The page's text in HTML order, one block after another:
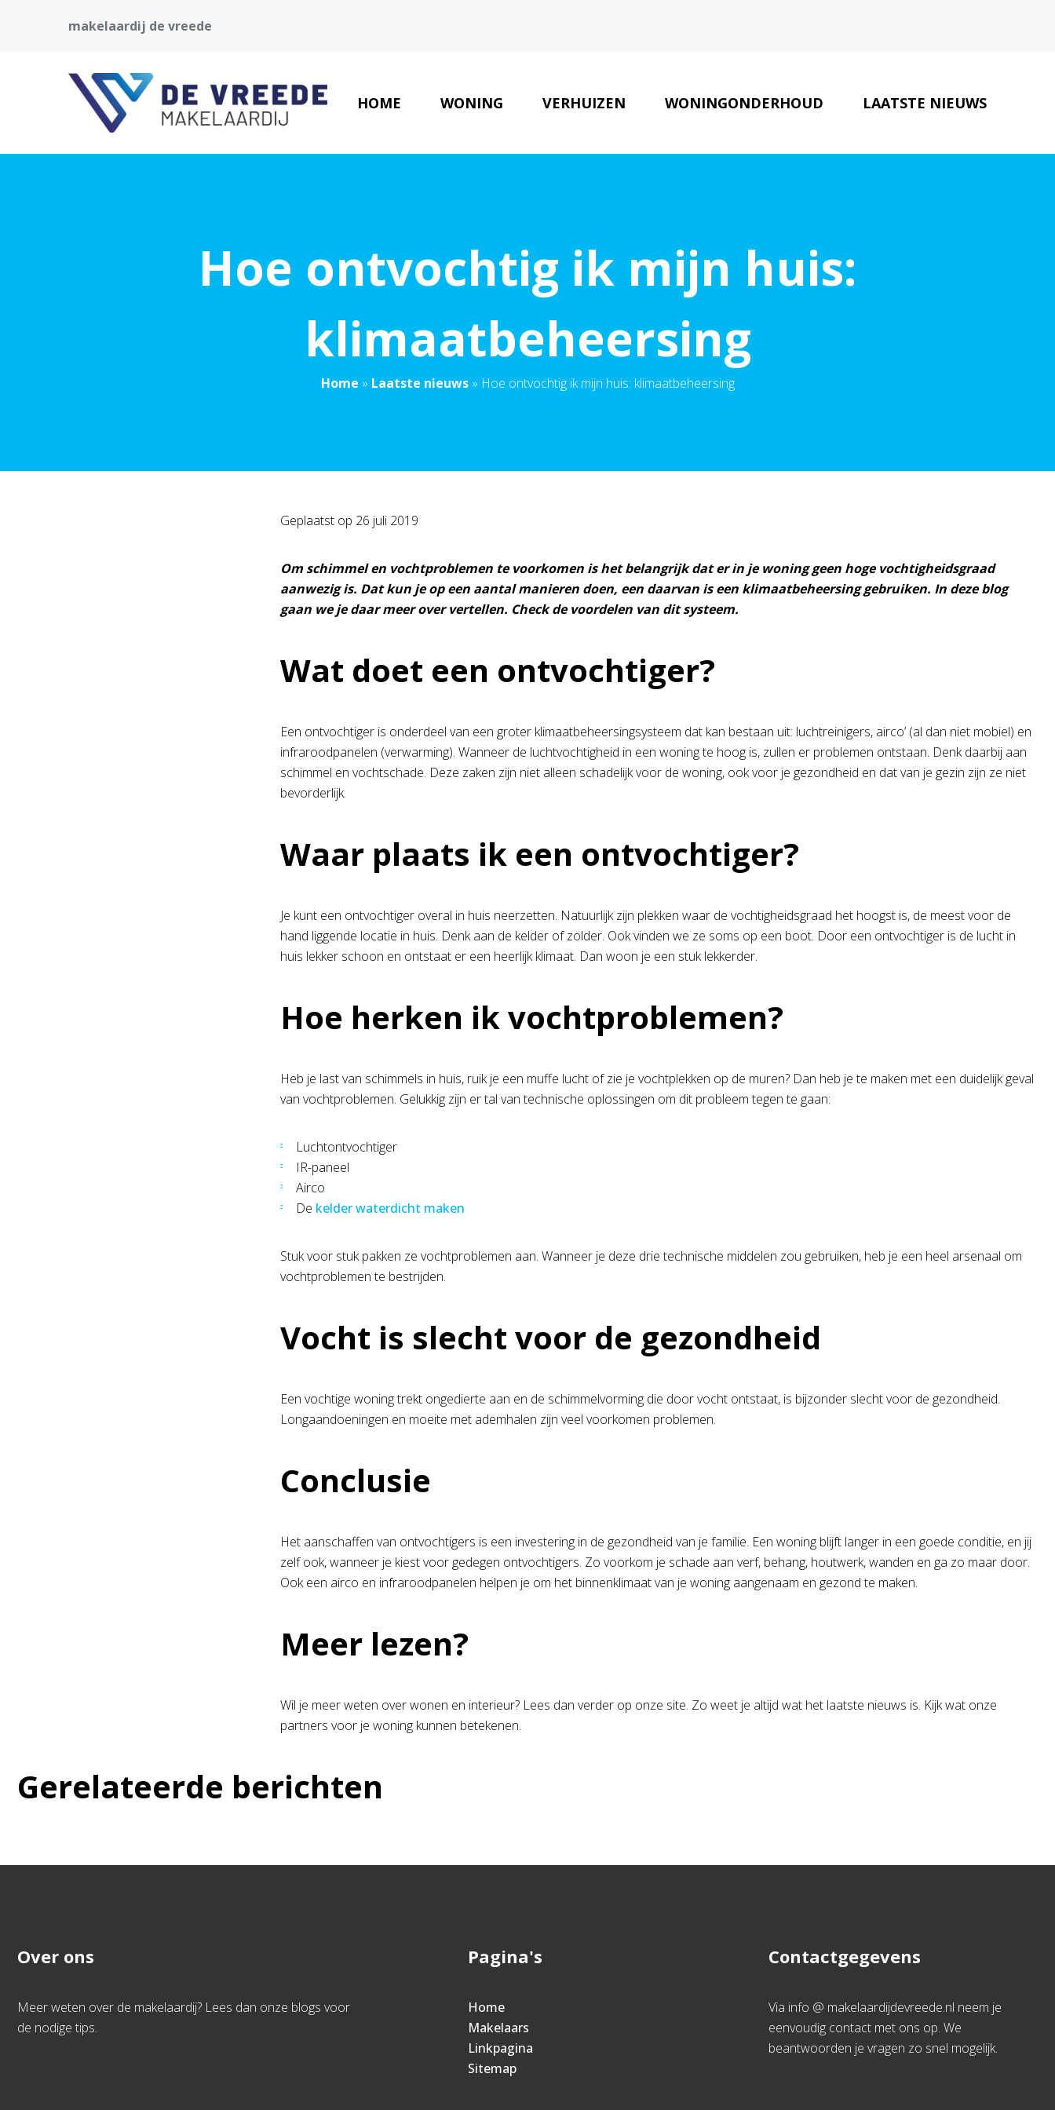
makelaardij de vreede
HOME WONING VERHUIZEN WONINGONDERHOUD LAATSTE NIEUWS
Hoe ontvochtig ik mijn huis:
klimaatbeheersing
Home » Laatste nieuws» Hoe ontvochtig ik mijn huis: klimaatbeheersing
Geplaatst op 26 juli 2019
Om schimmel en vochtproblemen te voorkomen is het belangrijk dat er in je woning geen hoge vochtigheidsgraad
aanwezig is. Dat kun je op een aantal manieren doen, een daarvan is een klimaatbeheersing gebruiken. In deze blog
gaan we je daar meer over vertellen. Check de voordelen van dit systeem.
Wat doet een ontvochtiger?
Een ontvochtiger is onderdeel van een groter klimaatbeheersingsysteem dat kan bestaan uit: luchtreinigers, airco’ (al dan niet mobiel) en
infraroodpanelen (verwarming). Wanneer de luchtvochtigheid in een woning te hoog is, zullen er problemen ontstaan. Denk daarbij aan
schimmel en vochtschade. Deze zaken zijn niet alleen schadelijk voor de woning, ook voor je gezondheid en dat van je gezin zijn ze niet
bevorderlijk.
Waar plaats ik een ontvochtiger?
Je kunt een ontvochtiger overal in huis neerzetten. Natuurlijk zijn plekken waar de vochtigheidsgraad het hoogst is, de meest voor de
hand liggende locatie in huis. Denk aan de kelder of zolder. Ook vinden we ze soms op een boot. Door een ontvochtiger is de lucht in
huis lekker schoon en ontstaat er een heerlijk klimaat. Dan woon je een stuk lekkerder.
Hoe herken ik vochtproblemen?
Heb je last van schimmels in huis, ruik je een muffe lucht of zie je vochtplekken op de muren? Dan heb je te maken met een duidelijk geval
van vochtproblemen. Gelukkig zijn er tal van technische oplossingen om dit probleem tegen te gaan:
Luchtontvochtiger
IR-paneel
Airco
De kelder waterdicht maken
Stuk voor stuk pakken ze vochtproblemen aan. Wanneer je deze drie technische middelen zou gebruiken, heb je een heel arsenaal om
vochtproblemen te bestrijden.
Vocht is slecht voor de gezondheid
Een vochtige woning trekt ongedierte aan en de schimmelvorming die door vocht ontstaat, is bijzonder slecht voor de gezondheid.
Longaandoeningen en moeite met ademhalen zijn veel voorkomen problemen.
Conclusie
Het aanschaffen van ontvochtigers is een investering in de gezondheid van je familie. Een woning blijft langer in een goede conditie, en jij
zelf ook, wanneer je kiest voor gedegen ontvochtigers. Zo voorkom je schade aan verf, behang, houtwerk, wanden en ga zo maar door.
Ook een airco en infraroodpanelen helpen je om het binnenklimaat van je woning aangenaam en gezond te maken.
Meer lezen?
Wil je meer weten over wonen en interieur? Lees dan verder op onze site. Zo weet je altijd wat het laatste nieuws is. Kijk wat onze
partners voor je woning kunnen betekenen.
Gerelateerde berichten
Over ons
Meer weten over de makelaardij? Lees dan onze blogs voor
de nodige tips.
Pagina's
Home
Makelaars
Linkpagina
Sitemap
Contactgegevens
Via info @ makelaardijdevreede.nl neem je
eenvoudig contact met ons op. We
beantwoorden je vragen zo snel mogelijk.